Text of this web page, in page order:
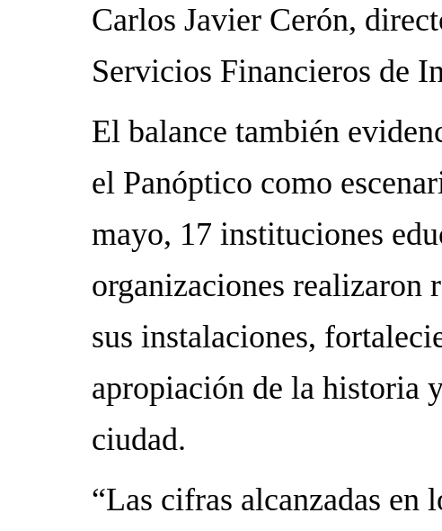
Carlos Javier Cerón,
Servicios Financieros de
El balance también
el Panóptico como
mayo, 17 instituciones
organizaciones realizaron
sus instalaciones,
apropiación de la historia
ciudad.
“Las cifras alcanzadas en